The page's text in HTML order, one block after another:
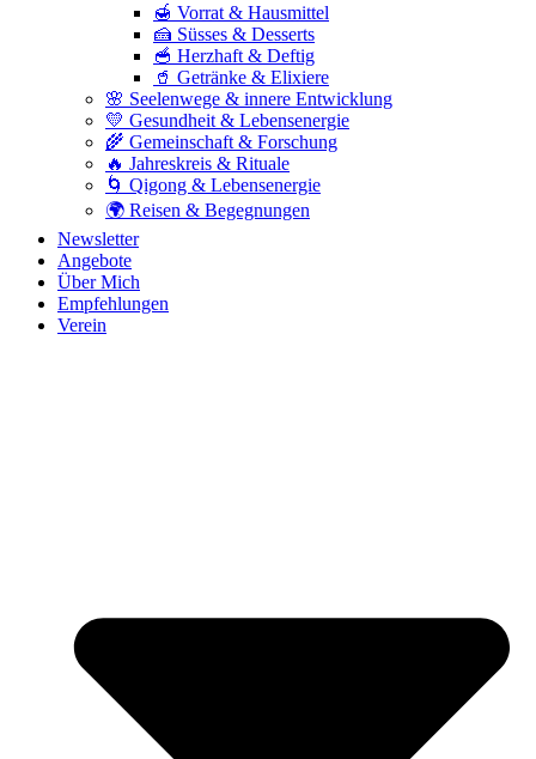
🍯 Vorrat & Hausmittel
🍰 Süsses & Desserts
🥣 Herzhaft & Deftig
🥤 Getränke & Elixiere
🌸 Seelenwege & innere Entwicklung
💛 Gesundheit & Lebensenergie
🌾 Gemeinschaft & Forschung
🔥 Jahreskreis & Rituale
🌀 Qigong & Lebensenergie
🌍 Reisen & Begegnungen
Newsletter
Angebote
Über Mich
Empfehlungen
Verein